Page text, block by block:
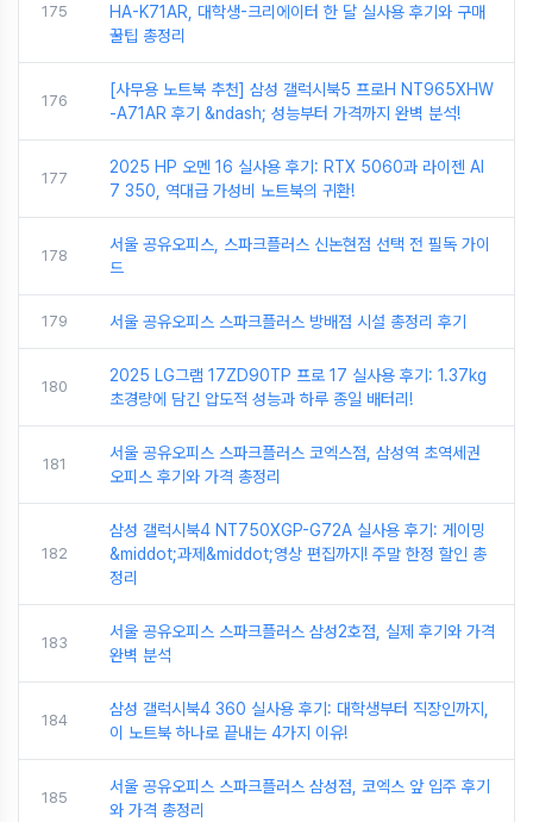
175
HA-K71AR, 대학생-크리에이터 한 달 실사용 후기와 구매
꿀팁 총정리
176
[사무용 노트북 추천] 삼성 갤럭시북5 프로H NT965XHW
-A71AR 후기 &ndash; 성능부터 가격까지 완벽 분석!
177
2025 HP 오멘 16 실사용 후기: RTX 5060과 라이젠 AI
7 350, 역대급 가성비 노트북의 귀환!
178
서울 공유오피스, 스파크플러스 신논현점 선택 전 필독 가이
드
179 서울 공유오피스 스파크플러스 방배점 시설 총정리 후기
180
2025 LG그램 17ZD90TP 프로 17 실사용 후기: 1.37kg
초경량에 담긴 압도적 성능과 하루 종일 배터리!
181
서울 공유오피스 스파크플러스 코엑스점, 삼성역 초역세권
오피스 후기와 가격 총정리
182
삼성 갤럭시북4 NT750XGP-G72A 실사용 후기: 게이밍
&middot;과제&middot;영상 편집까지! 주말 한정 할인 총
정리
183
서울 공유오피스 스파크플러스 삼성2호점, 실제 후기와 가격
완벽 분석
184
삼성 갤럭시북4 360 실사용 후기: 대학생부터 직장인까지,
이 노트북 하나로 끝내는 4가지 이유!
185
서울 공유오피스 스파크플러스 삼성점, 코엑스 앞 입주 후기
와 가격 총정리